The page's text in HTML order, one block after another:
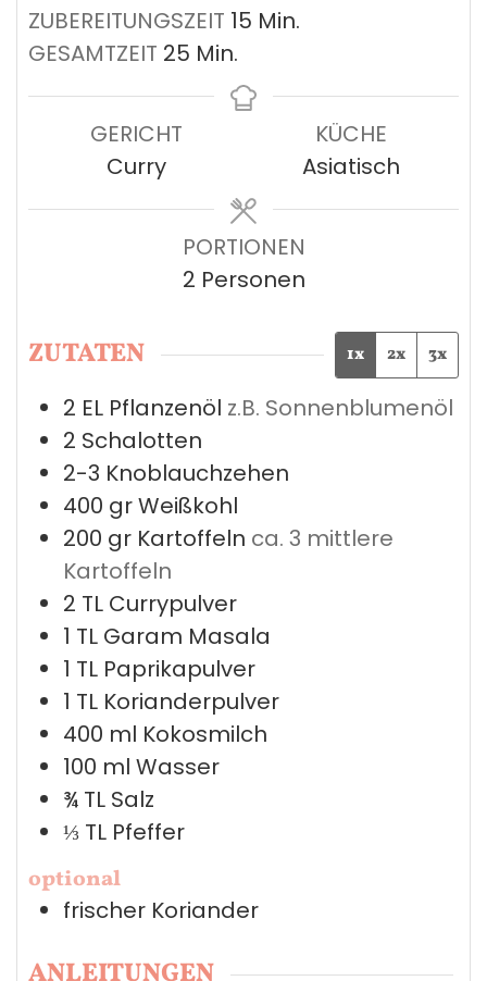
ZUBEREITUNGSZEIT 15 Minuten
Min.
GESAMTZEIT 25 Minuten
Min.
GERICHT
Curry
KÜCHE
Asiatisch
PORTIONEN
2 Personen
ZUTATEN 1x 2x 3x
2 EL Pflanzenöl z.B. Sonnenblumenöl
2 Schalotten
2-3 Knoblauchzehen
400 grWeißkohl
200 gr Kartoffeln ca. 3 mittlere
Kartoffeln
2 TL Currypulver
1 TL Garam Masala
1 TL Paprikapulver
1 TL Korianderpulver
400 ml Kokosmilch
100 ml Wasser
¾ TL Salz
⅓ TL Pfeffer
optional
frischer Koriander